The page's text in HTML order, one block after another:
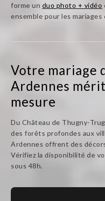
forme un duo photo + vidéo
ensemble pour les
Votre mariage
Ardennes
mesure
Du Château de Thugny-
des forêts profondes aux
Ardennes offrent des
Vérifiez la disponibilité de
sous 48h.